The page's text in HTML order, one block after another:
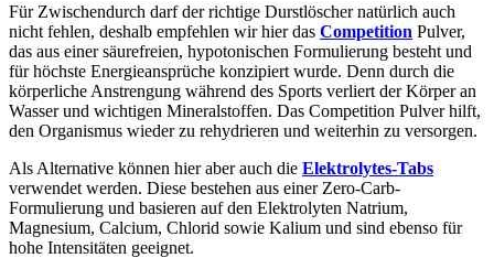
Für Zwischendurch darf der richtige Durstlöscher natürlich auch
nicht fehlen, deshalb empfehlen wir hier das Competition Pulver,
das aus einer säurefreien, hypotonischen Formulierung besteht und
für höchste Energieansprüche konzipiert wurde. Denn durch die
körperliche Anstrengung während des Sports verliert der Körper an
Wasser und wichtigen Mineralstoffen. Das Competition Pulver hilft,
den Organismus wieder zu rehydrieren und weiterhin zu versorgen.
Als Alternative können hier aber auch die Elektrolytes-Tabs
verwendet werden. Diese bestehen aus einer Zero-Carb-
Formulierung und basieren auf den Elektrolyten Natrium,
Magnesium, Calcium, Chlorid sowie Kalium und sind ebenso für
hohe Intensitäten geeignet.